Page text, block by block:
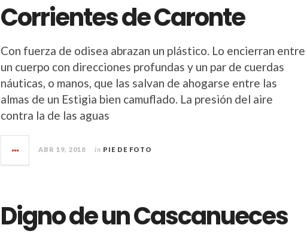
Corrientes de Caronte
Con fuerza de odisea abrazan un plástico. Lo encierran entre
un cuerpo con direcciones profundas y un par de cuerdas
náuticas, o manos, que las salvan de ahogarse entre las
almas de un Estigia bien camuflado. La presión del aire
contra la de las aguas
ABR 19, 2018 in PIE DE FOTO
Digno de un Cascanueces